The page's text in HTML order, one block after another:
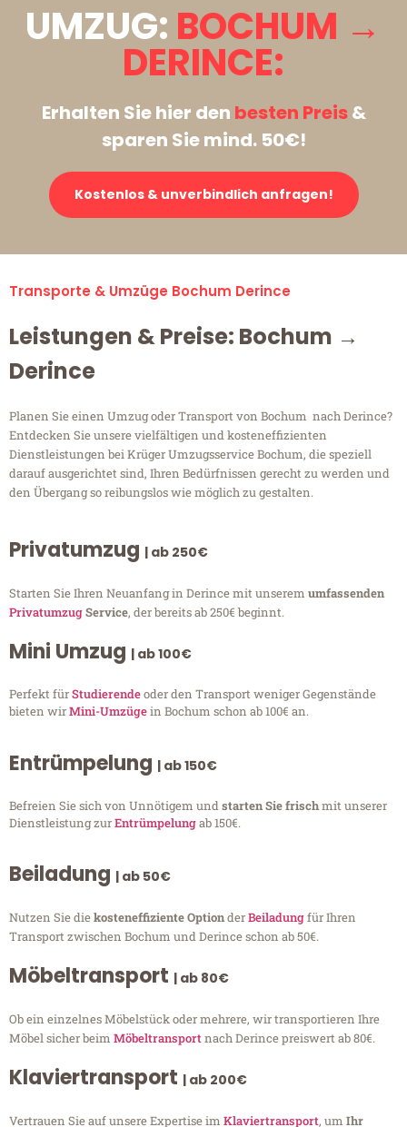
UMZUG: BOCHUM →
DERINCE:
Erhalten Sie hier den besten Preis&
sparen Sie mind. 50€!
Kostenlos & unverbindlich anfragen!
Transporte & Umzüge Bochum Derince
Leistungen & Preise: Bochum →
Derince
Planen Sie einen Umzug oder Transport von Bochum nach Derince?
Entdecken Sie unsere vielfältigen und kosteneffizienten
Dienstleistungen bei Krüger Umzugsservice Bochum, die speziell
darauf ausgerichtet sind, Ihren Bedürfnissen gerecht zu werden und
den Übergang so reibungslos wie möglich zu gestalten.
Privatumzug | ab 250€
Starten Sie Ihren Neuanfang in Derince mit unserem umfassenden
PrivatumzugService, der bereits ab 250€ beginnt.
Mini Umzug | ab 100€
Perfekt fürStudierendeoder den Transport weniger Gegenstände
bieten wirMini-Umzügein Bochum schon ab 100€ an.
Entrümpelung | ab 150€
Befreien Sie sich von Unnötigem undstarten Sie frischmit unserer
Dienstleistung zurEntrümpelungab 150€.
Beiladung | ab 50€
Nutzen Sie diekosteneffiziente OptionderBeiladungfür Ihren
Transport zwischen Bochum und Derince schon ab 50€.
Möbeltransport | ab 80€
Ob ein einzelnes Möbelstück oder mehrere, wir transportieren Ihre
Möbel sicher beim Möbeltransportnach Derince preiswert ab 80€.
Klaviertransport | ab 200€
Vertrauen Sie auf unsere Expertise im Klaviertransport, um Ihr